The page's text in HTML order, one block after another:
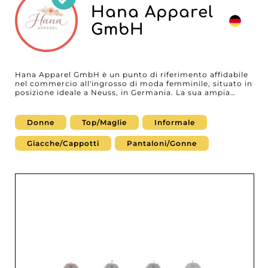
Hana Apparel
GmbH
Hana Apparel GmbH è un punto di riferimento affidabile
nel commercio all'ingrosso di moda femminile, situato in
posizione ideale a Neuss, in Germania. La sua ampia
tendenze emergenti agli intramontabili essenziali di tutti
i giorni. Dai pezzi di punta di ogni stagione ai basici
versatili, l'assortimento Hana Apparel offre ai rivenditori
la flessibilità necessaria per creare selezioni capaci di
alla ricerca di partner di approvvigionamento affidabili,
e sempre al passo con la moda femminile.
Donne Top/Maglie Informale
Giacche/Cappotti Pantaloni/Gonne